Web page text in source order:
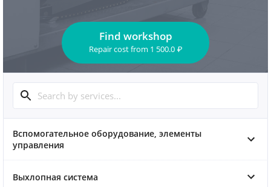
Find workshop
Repair costfrom 1 500.0 ₽
Вспомогательное оборудование, элементы
управления
Выхлопная система